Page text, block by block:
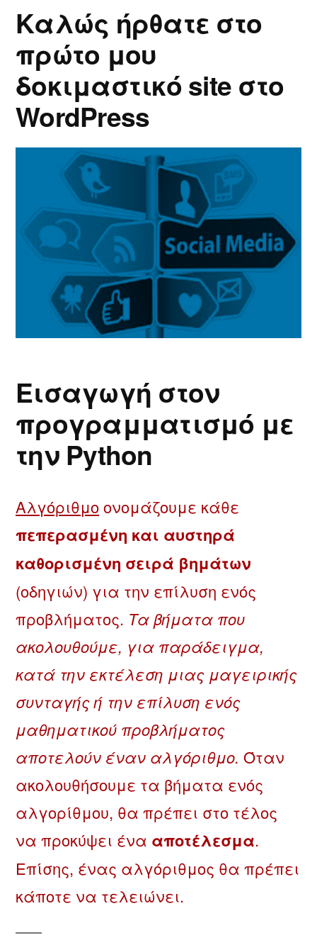
Καλώς ήρθατε στο
πρώτo μου
δοκιμαστικό site στο
WordPress
Εισαγωγή στον
προγραμματισμό με
την Python
Αλγόριθμοονομάζουμε κάθε
πεπερασμένη και αυστηρά
καθορισμένη σειρά βημάτων
(οδηγιών) για την επίλυση ενός
προβλήματος. Τα βήματα που
ακολουθούμε, για παράδειγμα,
κατά την εκτέλεση μιας μαγειρικής
συνταγής ή την επίλυση ενός
μαθηματικού προβλήματος
αποτελούν έναν αλγόριθμο. Όταν
ακολουθήσουμε τα βήματα ενός
αλγορίθμου, θα πρέπει στο τέλος
να προκύψει ένα αποτέλεσμα.
Επίσης, ένας αλγόριθμος θα πρέπει
κάποτε να τελειώνει.